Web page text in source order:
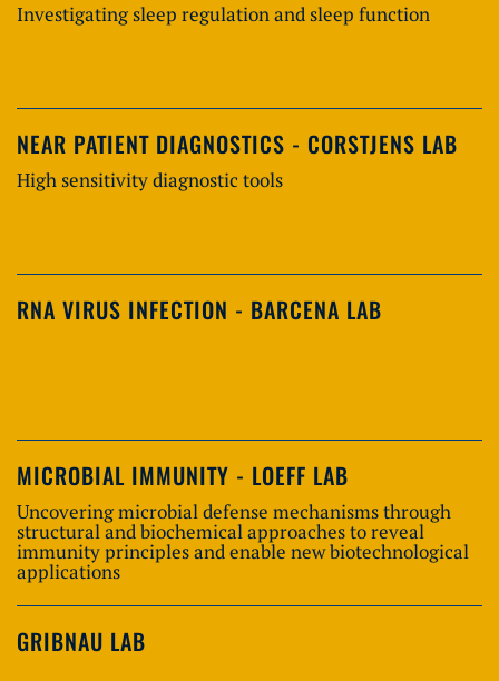
Investigating sleep regulation and sleep function
NEAR PATIENT DIAGNOSTICS - CORSTJENS LAB
High sensitivity diagnostic tools
RNA VIRUS INFECTION - BARCENA LAB
MICROBIAL IMMUNITY - LOEFF LAB
Uncovering microbial defense mechanisms through
structural and biochemical approaches to reveal
immunity principles and enable new biotechnological
applications
GRIBNAU LAB